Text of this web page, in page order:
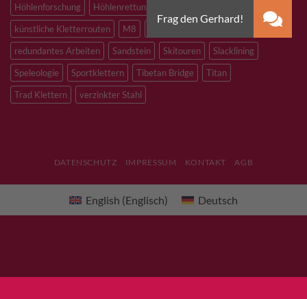
Höhlenforschung
Höhlenrettung
künstliche Kletterrouten
M8
redundantes Arbeiten
Sandstein Skitouren
Slacklining
Speleologie
Sportklettern Tibetan Bridge
Titan
Trad Klettern
verzinkter Stahl
DATENSCHUTZ IMPRESSUM KONTAKT AGB
English (Englisch) Deutsch